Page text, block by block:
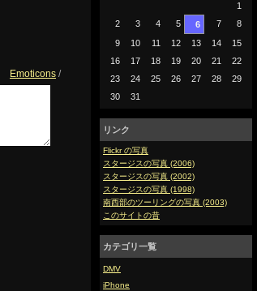
1
2
3 4 5 6 7
8
9
10 11 12 13 14
15
16
17 18 19 20 21
22
23
24 25 26 27 28
29
30
31
リンク
Flickr の写真
スタージスの写真 (2006)
スタージスの写真 (2002)
スタージスの写真 (1998)
南西部のツーリングの写真 (2003)
このサイトの昔
カテゴリ一覧
DMV
iPhone
Emoticons /